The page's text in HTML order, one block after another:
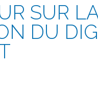
SUR
DU